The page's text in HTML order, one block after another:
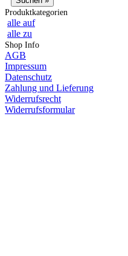
Produktkategorien
alle auf
alle zu
Shop Info
AGB
Impressum
Datenschutz
Zahlung und Lieferung
Widerrufsrecht
Widerrufsformular